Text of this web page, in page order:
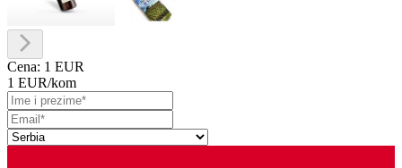
Cena: 1 EUR
1 EUR/kom